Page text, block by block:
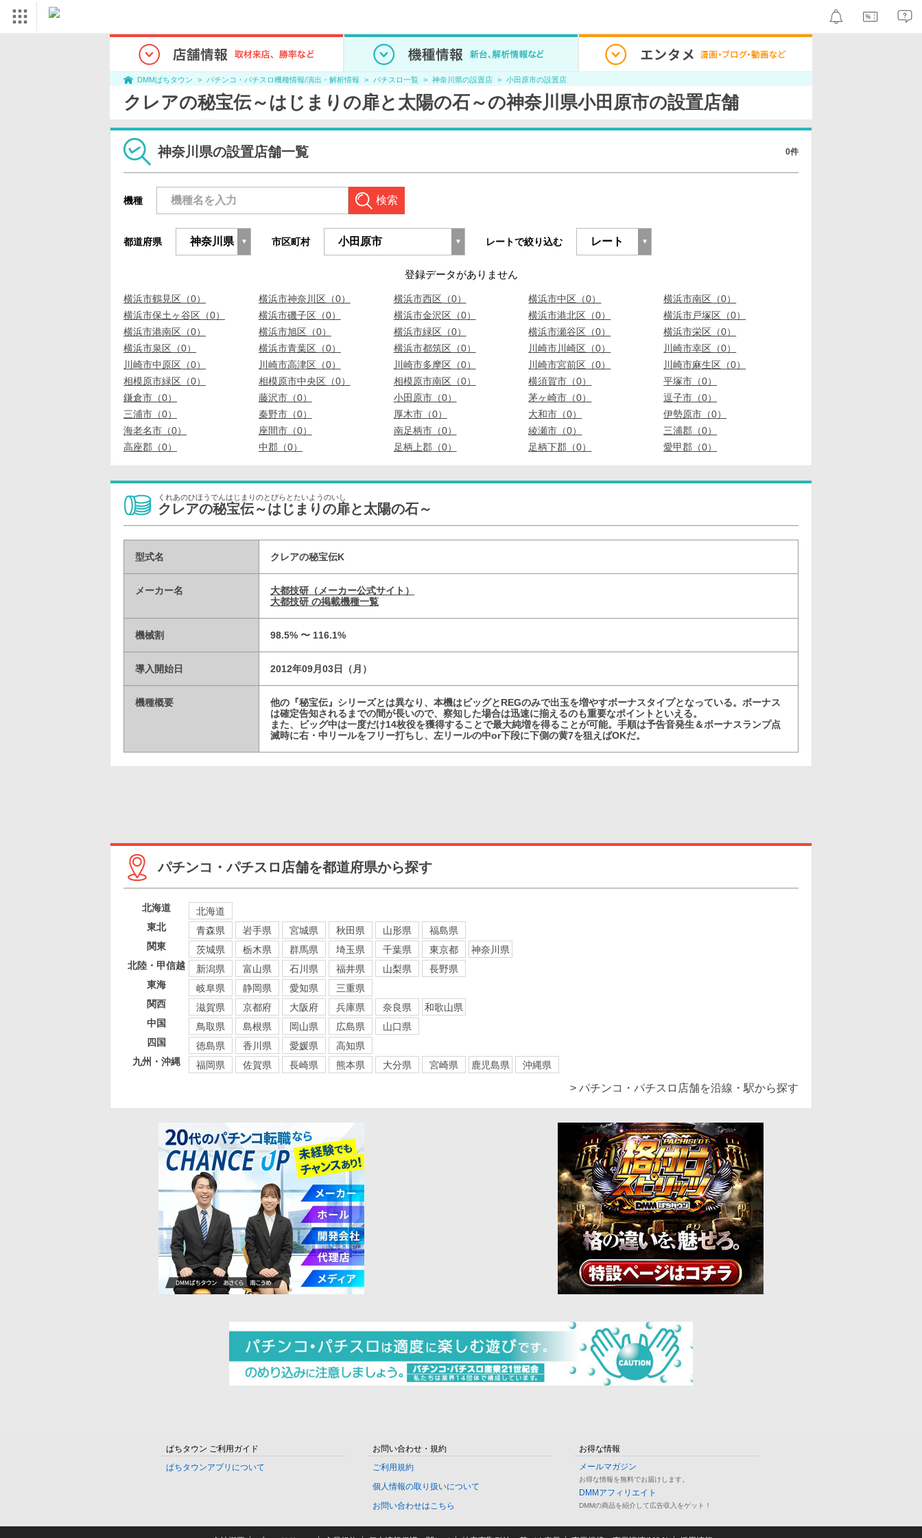
DMMぱちタウン パチンコ・パチスロ機種情報/演出・解析情報 パチスロ一覧 神奈川県の設置店 小田原市の設置店
クレアの秘宝伝～はじまりの扉と太陽の石～の神奈川県小田原市の設置店舗
神奈川県の設置店舗一覧 0件
機種 検索
都道府県 市区町村 レートで絞り込む
登録データがありません
横浜市鶴見区（0） 横浜市神奈川区（0） 横浜市西区（0） 横浜市中区（0）
横浜市南区（0）
横浜市保土ヶ谷区（0）
横浜市磯子区（0） 横浜市金沢区（0） 横浜市港北区（0）
横浜市戸塚区（0）
横浜市港南区（0）
横浜市旭区（0） 横浜市緑区（0） 横浜市瀬谷区（0）
横浜市栄区（0）
横浜市泉区（0）
横浜市青葉区（0） 横浜市都筑区（0） 川崎市川崎区（0）
川崎市幸区（0）
川崎市中原区（0）
川崎市高津区（0） 川崎市多摩区（0） 川崎市宮前区（0）
川崎市麻生区（0）
相模原市緑区（0）
相模原市中央区（0） 相模原市南区（0） 横須賀市（0）
平塚市（0）
鎌倉市（0）
藤沢市（0） 小田原市（0） 茅ヶ崎市（0）
逗子市（0）
三浦市（0）
秦野市（0） 厚木市（0） 大和市（0）
伊勢原市（0）
海老名市（0）
座間市（0） 南足柄市（0） 綾瀬市（0）
三浦郡（0）
高座郡（0）
中郡（0） 足柄上郡（0） 足柄下郡（0） 愛甲郡（0）
くれあのひほうでんはじまりのとびらとたいようのいし
クレアの秘宝伝～はじまりの扉と太陽の石～
型式名 クレアの秘宝伝K
メーカー名
大都技研（メーカー公式サイト）
大都技研 の掲載機種一覧
機械割 98.5% 〜 116.1%
導入開始日 2012年09月03日（月）
機種概要
他の『秘宝伝』シリーズとは異なり、本機はビッグとREGのみで出玉を増やすボーナスタイプとなっている。ボーナス
は確定告知されるまでの間が長いので、察知した場合は迅速に揃えるのも重要なポイントといえる。
また、ビッグ中は一度だけ14枚役を獲得することで最大純増を得ることが可能。手順は予告音発生＆ボーナスランプ点
滅時に右・中リールをフリー打ちし、左リールの中or下段に下側の黄7を狙えばOKだ。
パチンコ・パチスロ店舗を都道府県から探す
北海道
北海道
東北
青森県 岩手県 宮城県 秋田県 山形県
福島県
関東
茨城県 栃木県 群馬県 埼玉県 千葉県 東京都
神奈川県
北陸・甲信越
新潟県 富山県 石川県 福井県 山梨県
長野県
東海
岐阜県 静岡県 愛知県
三重県
関西
滋賀県 京都府 大阪府 兵庫県 奈良県
和歌山県
中国
鳥取県 島根県 岡山県 広島県
山口県
四国
徳島県 香川県 愛媛県
高知県
九州・沖縄
福岡県 佐賀県 長崎県 熊本県 大分県 宮崎県 鹿児島県 沖縄県
> パチンコ・パチスロ店舗を沿線・駅から探す
ぱちタウン ご利用ガイド
ぱちタウンアプリについて
お問い合わせ・規約
ご利用規約
個人情報の取り扱いについて
お問い合わせはこちら
お得な情報
メールマガジン
お得な情報を無料でお届けします。
DMMアフィリエイト
DMMの商品を紹介して広告収入をゲット！